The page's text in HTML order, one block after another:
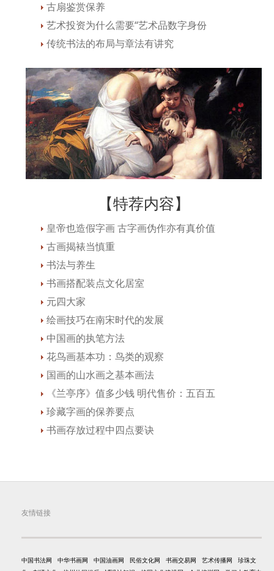
古扇鉴赏保养
艺术投资为什么需要“艺术品数字身份
传统书法的布局与章法有讲究
【特荐内容】
皇帝也造假字画 古字画伪作亦有真价值
古画揭裱当慎重
书法与养生
书画搭配装点文化居室
元四大家
绘画技巧在南宋时代的发展
中国画的执笔方法
花鸟画基本功：鸟类的观察
国画的山水画之基本画法
《兰亭序》值多少钱 明代售价：五百五
珍藏字画的保养要点
书画存放过程中四点要诀
友情链接
中国书法网 中华书画网 中国油画网 民俗文化网 书画交易网 艺术传播网
珍珠文